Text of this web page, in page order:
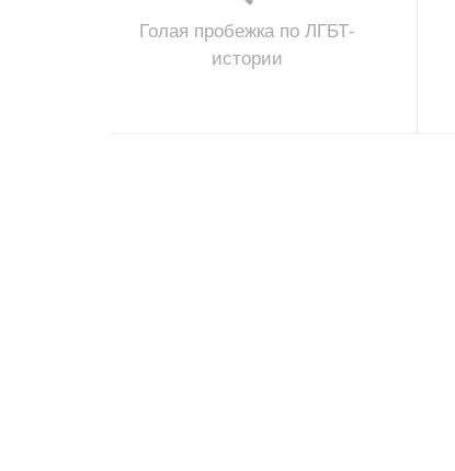
Голая пробежка по ЛГБТ-
истории